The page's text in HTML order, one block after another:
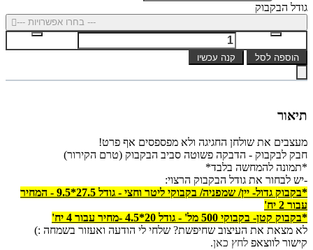
גודל הבקבוק
--- בחרו אפשרויות ---
הוספה לסל קנה עכשיו
תיאור
מעצבים את שולחן החגיגה ולא מפספסים אף פרט!
חבק לבקבוק - הדבקה פשוטה סביב הבקבוק (טרם הקירור)
*תמונה להמחשה בלבד*
-יש לבחור את גודל הבקבוק הרצוי:
*בקבוק גדול- יין/ שמפניה/ בקבוקי ליטר וחצי - גודל 27.5*9.5 - ה
מחיר
עבור 2 יח'
*בקבוק קטן- בקבוקי 500 מל' - גודל 20*4.5 -
מחיר עבור 4 יח'
לא מצאת את העיצוב שחיפשת? שלחי לי הודעה ואעזור בשמחה :)
קישור לווצאפ לחץ כאן.